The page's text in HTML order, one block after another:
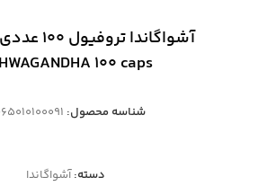
100 caps
شناسه محصول:
دسته: آشواگاندا